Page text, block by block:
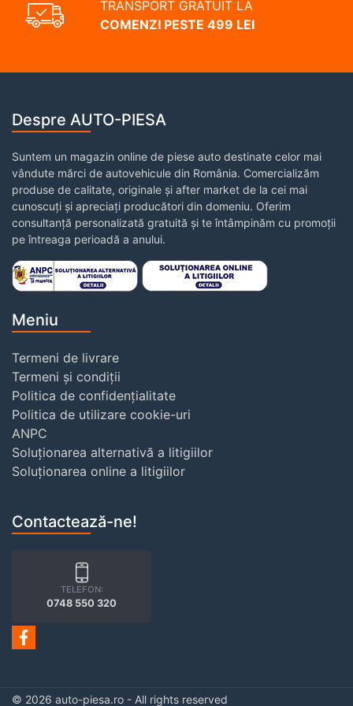
TRANSPORT GRATUIT LA
COMENZI PESTE 499 LEI
Despre AUTO-PIESA
Suntem un magazin online de piese auto destinate celor mai
vândute mărci de autovehicule din România. Comercializăm
produse de calitate, originale și after market de la cei mai
cunoscuți și apreciați producători din domeniu. Oferim
consultanță personalizată gratuită și te întâmpinăm cu promoții
pe întreaga perioadă a anului.
Meniu
Termeni de livrare
Termeni și condiții
Politica de confidențialitate
Politica de utilizare cookie-uri
ANPC
Soluționarea alternativă a litigiilor
Soluționarea online a litigiilor
Contactează-ne!
TELEFON:
0748 550 320
© 2026 auto-piesa.ro - All rights reserved